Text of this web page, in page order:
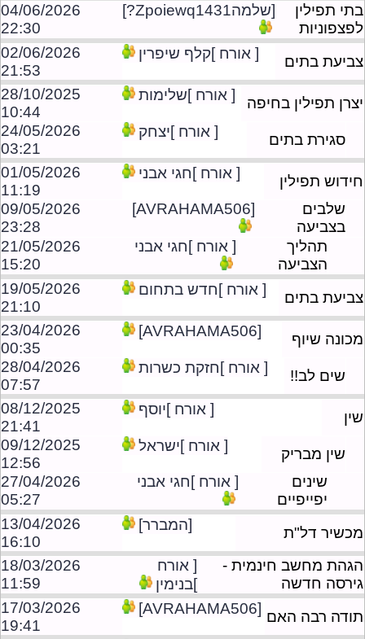
בתי תפילין
לפצפוניות
[שלמהZpoiewq1431?]
04/06/2026
22:30
צביעת בתים
[ אורח ]קלף שיפרין
02/06/2026
21:53
יצרן תפילין בחיפה
[ אורח ]שלימות
28/10/2025
10:44
סגירת בתים
[ אורח ]יצחק
24/05/2026
03:21
חידוש תפילין
[ אורח ]חגי אבני
01/05/2026
11:19
שלבים
בצביעה
[AVRAHAMA506]
09/05/2026
23:28
תהליך
הצביעה
[ אורח ]חגי אבני
21/05/2026
15:20
צביעת בתים
[ אורח ]חדש בתחום
19/05/2026
21:10
מכונה שיוף
[AVRAHAMA506]
23/04/2026
00:35
שים לב!!
[ אורח ]חזקת כשרות
28/04/2026
07:57
שין
[ אורח ]יוסף
08/12/2025
21:41
שין מבריק
[ אורח ]ישראל
09/12/2025
12:56
שינים
יפייפיים
[ אורח ]חגי אבני
27/04/2026
05:27
מכשיר דל"ת
[המברר]
13/04/2026
16:10
הגהת מחשב חינמית -
גירסה חדשה
[ אורח
]בנימין
18/03/2026
11:59
תודה רבה האם [AVRAHAMA506]
17/03/2026
19:41